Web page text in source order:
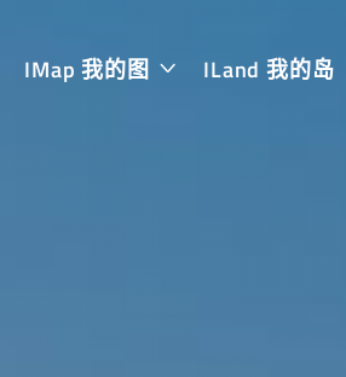
IMap 我的图 ILand 我的岛